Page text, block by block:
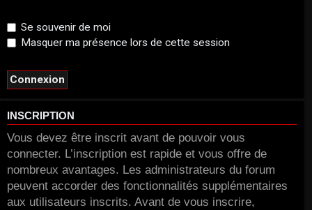
Se souvenir de moi
Masquer ma présence lors de cette session
INSCRIPTION
Vous devez être inscrit avant de pouvoir vous
connecter. L’inscription est rapide et vous offre de
nombreux avantages. Les administrateurs du forum
peuvent accorder des fonctionnalités supplémentaires
aux utilisateurs inscrits. Avant de vous inscrire,